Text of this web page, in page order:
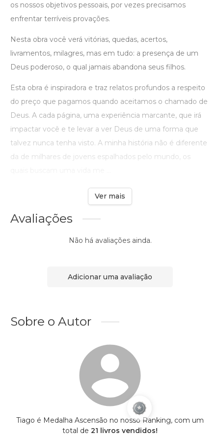
os nossos objetivos pessoais, por vezes precisamos
enfrentar terríveis provações.
Nesta obra você verá vitórias, quedas, acertos,
livramentos, milagres, mas em tudo: a presença de um
Deus poderoso, o qual jamais abandona seus filhos.
Esta obra é inspiradora e traz relatos profundos a respeito
do preço que pagamos quando aceitamos o chamado de
Deus. A cada página, uma experiência marcante, que irá
impactar você e te levar a ver Deus de uma forma que
talvez nunca tenha visto. A minha história não é diferente
da de milhares de jovens espalhados pelo mundo, os
Ver mais
Avaliações
Não há avaliações ainda.
Adicionar uma avaliação
Sobre o Autor
Tiago é Medalha Ascensão no nosso Ranking, com um
total de 21 livros vendidos!